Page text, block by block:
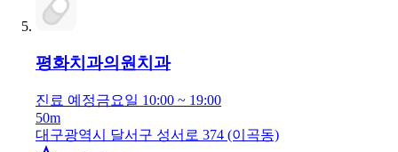
평화치과의원 치과
진료 예정금요일 10:00 ~ 19:00
50m
대구광역시 달서구 성서로 374 (이곡동)